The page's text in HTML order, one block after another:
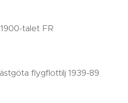
talet FR
flygflottilj 1939-89